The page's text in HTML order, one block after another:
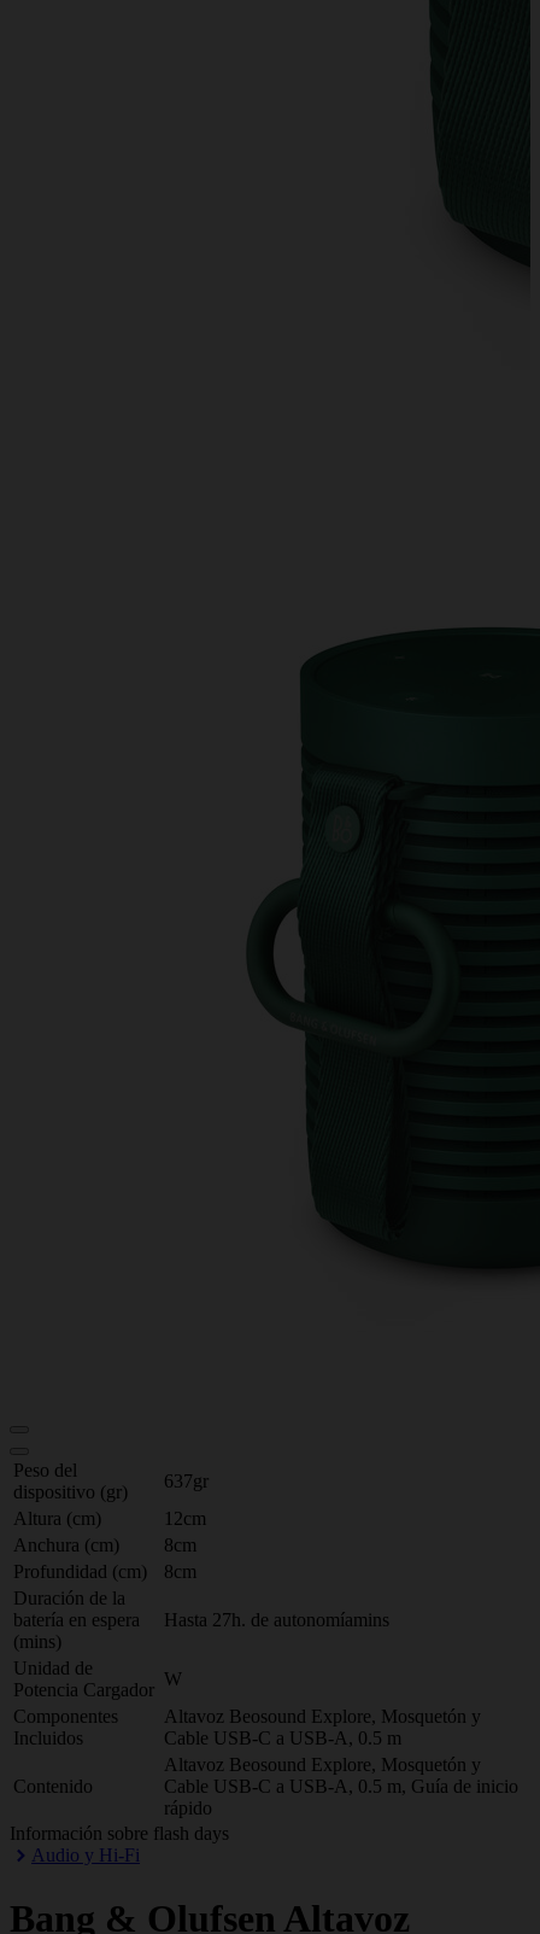
Peso del
dispositivo (gr)
637gr
Altura (cm)
12cm
Anchura (cm)
8cm
Profundidad (cm)
8cm
Duración de la
batería en espera
(mins)
Hasta 27h. de autonomíamins
Unidad de
Potencia Cargador
W
Componentes
Incluidos
Altavoz Beosound Explore, Mosquetón y
Cable USB-C a USB-A, 0.5 m
Contenido
Altavoz Beosound Explore, Mosquetón y
Cable USB-C a USB-A, 0.5 m, Guía de inicio
rápido
Información sobre flash days
Audio y Hi-Fi
Bang & OlufsenAltavoz